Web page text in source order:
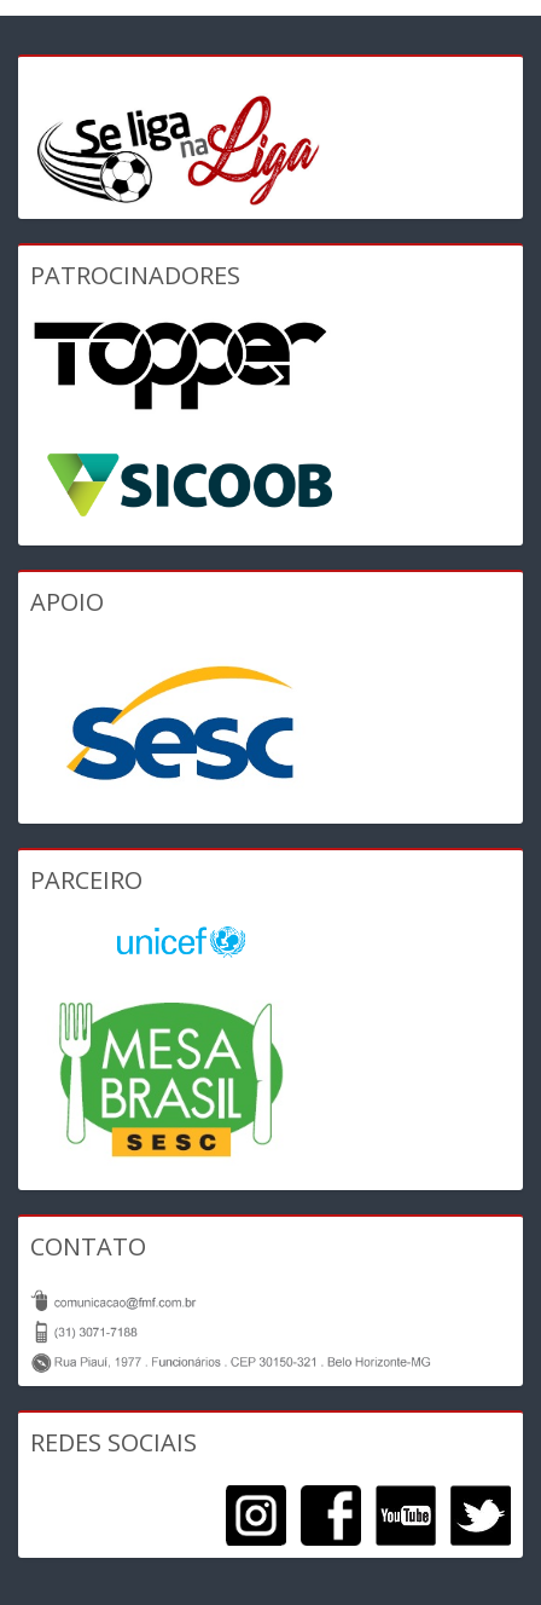
PATROCINADORES
APOIO
PARCEIRO
CONTATO
REDES SOCIAIS